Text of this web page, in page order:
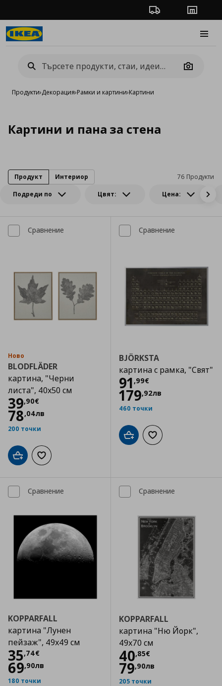
Проследяване на
Camera
Продукти›Декорация›Рамки и картини›Картини
Картини и пана за стена
Подреди по Цвят: Цена:
76 Продукти
Продукт Интериор
Сравнение
Ново
BLODFLÄDER
картина, "Черни
листа", 40x50 см
39,90€
Цена
78,04лв
200 точки
Добави в кошницата
Добави към списъка с любими
Сравнение
BJÖRKSTA
картина с рамка, "Свят"
91 ,99€
Цена
179,92лв
460 точки
Добави в кошницата
Добави към
Сравнение
KOPPARFALL
картина "Лунен
пейзаж", 49x49 см
35,74€
Цена
69,90лв
180 точки
Сравнение
KOPPARFALL
картина "Ню Йорк",
49x70 см
40,85€
Цена
79,90лв
205 точки